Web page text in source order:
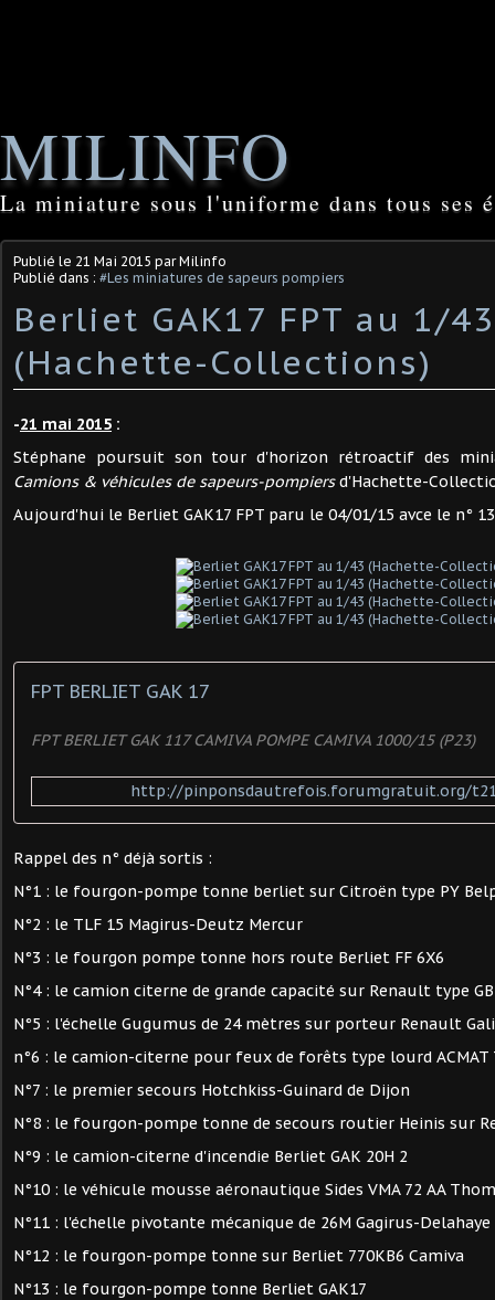
MILINFO
La miniature sous l'uniforme dans tous ses
Publié le 21 Mai 2015 par Milinfo
Publié dans : #Les miniatures de sapeurs pompiers
Berliet GAK17 FPT au 1/43
(Hachette-Collections)
-21 mai 2015 :
Stéphane poursuit son tour d'horizon rétroactif des
Camions & véhicules de sapeurs-pompiersd'Hachette-
Aujourd'hui le Berliet GAK17 FPT paru le 04/01/15 avce le n°
FPT BERLIET GAK 17
FPT BERLIET GAK 117 CAMIVA POMPE CAMIVA 1000/15 (P23)
http://pinponsdautrefois.forumgratuit.org/
Rappel des n° déjà sortis :
N°1 : le fourgon-pompe tonne berliet sur Citroën type PY
N°2 : le TLF 15 Magirus-Deutz Mercur
N°3 : le fourgon pompe tonne hors route Berliet FF 6X6
N°4 : le camion citerne de grande capacité sur Renault type
N°5 : l'échelle Gugumus de 24 mètres sur porteur Renault
n°6 : le camion-citerne pour feux de forêts type lourd ACMAT
N°7 : le premier secours Hotchkiss-Guinard de Dijon
N°8 : le fourgon-pompe tonne de secours routier Heinis sur
N°9 : le camion-citerne d'incendie Berliet GAK 20H 2
N°10 : le véhicule mousse aéronautique Sides VMA 72 AA
N°11 : l'échelle pivotante mécanique de 26M Gagirus-Delahaye
N°12 : le fourgon-pompe tonne sur Berliet 770KB6 Camiva
N°13 : le fourgon-pompe tonne Berliet GAK17